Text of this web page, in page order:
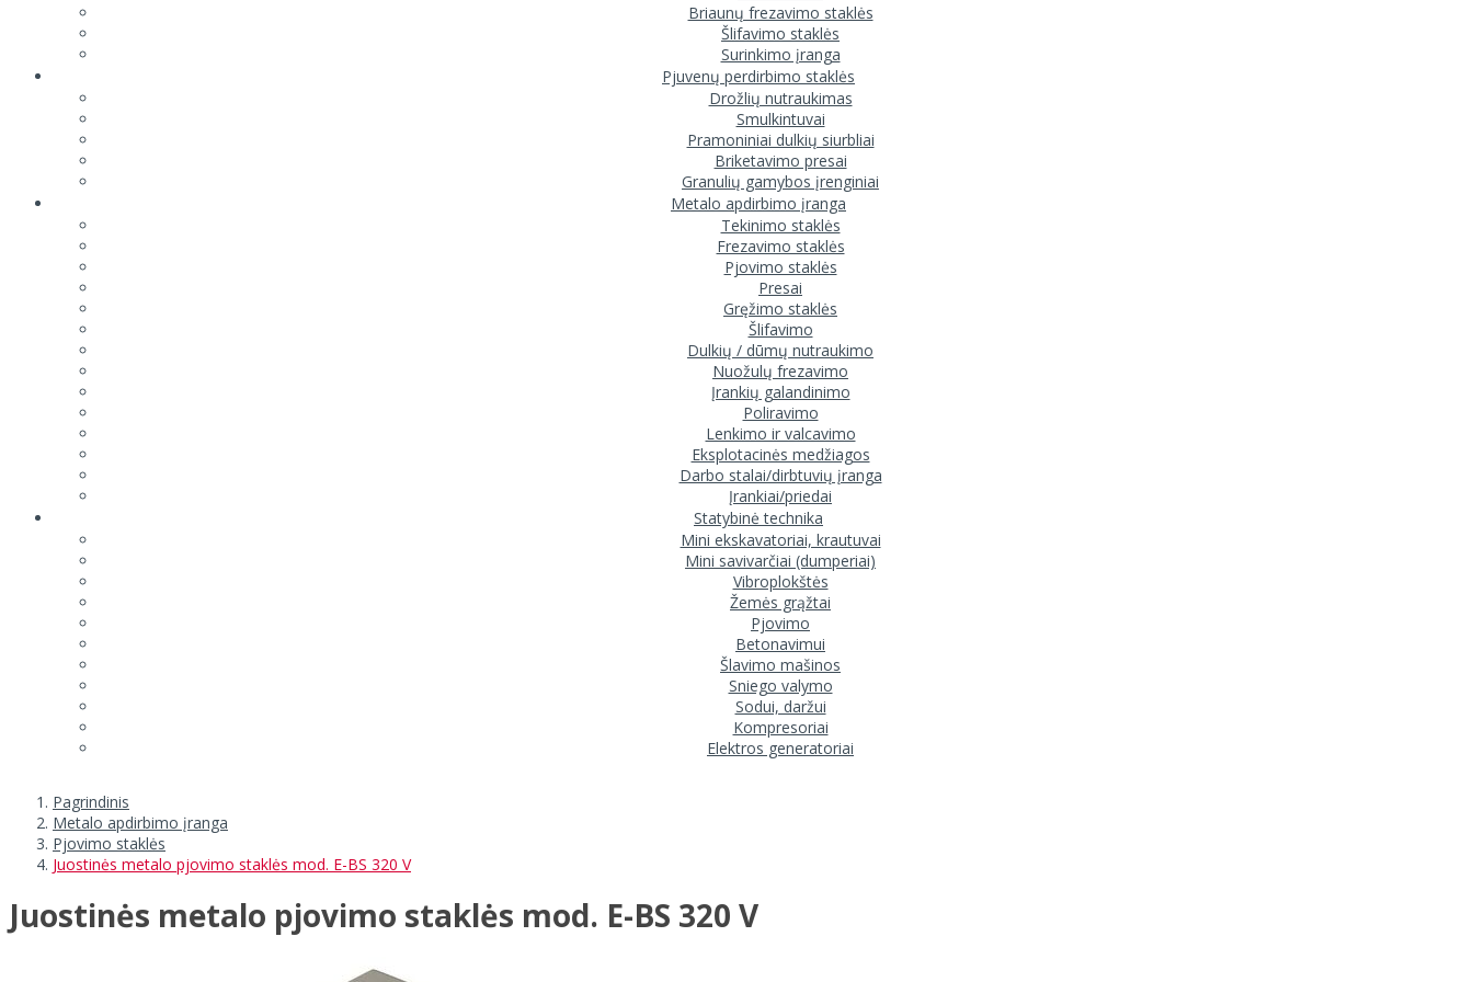
Briaunų frezavimo staklės
Šlifavimo staklės
Surinkimo įranga
Pjuvenų perdirbimo staklės
Drožlių nutraukimas
Smulkintuvai
Pramoniniai dulkių siurbliai
Briketavimo presai
Granulių gamybos įrenginiai
Metalo apdirbimo įranga
Tekinimo staklės
Frezavimo staklės
Pjovimo staklės
Presai
Gręžimo staklės
Šlifavimo
Dulkių / dūmų nutraukimo
Nuožulų frezavimo
Įrankių galandinimo
Poliravimo
Lenkimo ir valcavimo
Eksplotacinės medžiagos
Darbo stalai/dirbtuvių įranga
Įrankiai/priedai
Statybinė technika
Mini ekskavatoriai, krautuvai
Mini savivarčiai (dumperiai)
Vibroplokštės
Žemės grąžtai
Pjovimo
Betonavimui
Šlavimo mašinos
Sniego valymo
Sodui, daržui
Kompresoriai
Elektros generatoriai
Pagrindinis
Metalo apdirbimo įranga
Pjovimo staklės
Juostinės metalo pjovimo staklės mod. E-BS 320 V
Juostinės metalo pjovimo staklės mod. E-BS 320 V